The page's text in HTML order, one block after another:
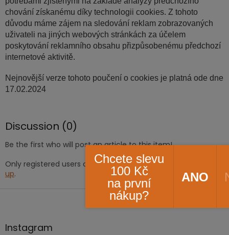
chování získanému díky technologii cookies. Z tohoto
důvodu máme zájem na sledování reklam zobrazovaných
uživateli na jiných webových stránkách za účelem
poskytování reklamního obsahu přizpůsobenému předchozí
internetové aktivitě.
Nejnovější verze tohoto poučení o cookies je platná ode dne
17.02.2024
Discussion (0)
Be the first who will post an article to this item!
Only registered users can submit posts. Please
up.
Instagram
Chcete slevu
100 Kč
na první
nákup?
ANO